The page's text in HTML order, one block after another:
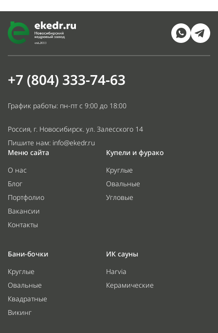
+7 (804) 333-74-63
График работы: пн-пт с 9:00 до 18:00
Россия, г. Новосибирск. ул. Залесского 14
Пишите нам: info@ekedr.ru
Меню сайта
О нас
Блог
Портфолио
Вакансии
Контакты
Купели и фурако
Круглые
Овальные
Угловые
Бани-бочки
Круглые
Овальные
Квадратные
Викинг
ИК сауны
Harvia
Керамические